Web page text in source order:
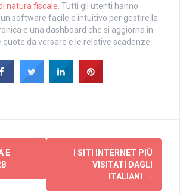
natura fiscale. Tutti gli utenti hanno
software facile e intuitivo per gestire la
e una dashboard che si aggiorna in
da versare e le relative scadenze.
E
I SITI INTERNET PIÙ
VISITATI DAGLI
ITALIANI
→